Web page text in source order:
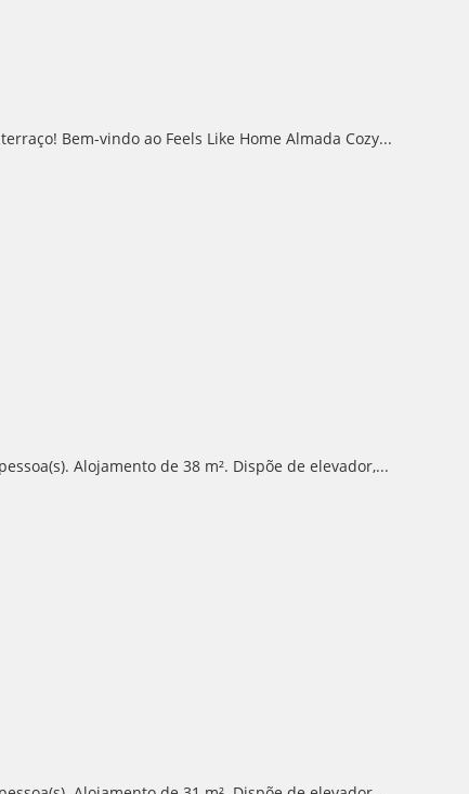
Bem-vindo ao Feels Like Home Almada Cozy...
Alojamento de 38 m². Dispõe de elevador,...